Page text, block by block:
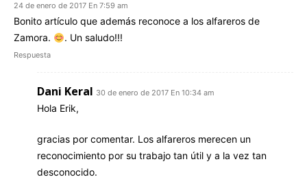
24 de enero de 2017 En 7:59 am
Bonito artículo que además reconoce a los alfareros de
Zamora.
. Un saludo!!!
Respuesta
Dani Keral 30 de enero de 2017 En 10:34 am
Hola Erik,
gracias por comentar. Los alfareros merecen un
reconocimiento por su trabajo tan útil y a la vez tan
desconocido.